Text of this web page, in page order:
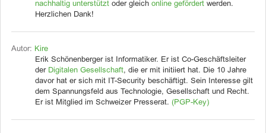
nachhaltig unterstützt oder gleich online gefördert werden.
Herzlichen Dank!
Autor: Kire
Erik Schönenberger ist Informatiker. Er ist Co-Geschäftsleiter
der Digitalen Gesellschaft, die er mit initiiert hat. Die 10 Jahre
davor hat er sich mit IT-Security beschäftigt. Sein Interesse gilt
dem Spannungsfeld aus Technologie, Gesellschaft und Recht.
Er ist Mitglied im Schweizer Presserat. (PGP-Key)